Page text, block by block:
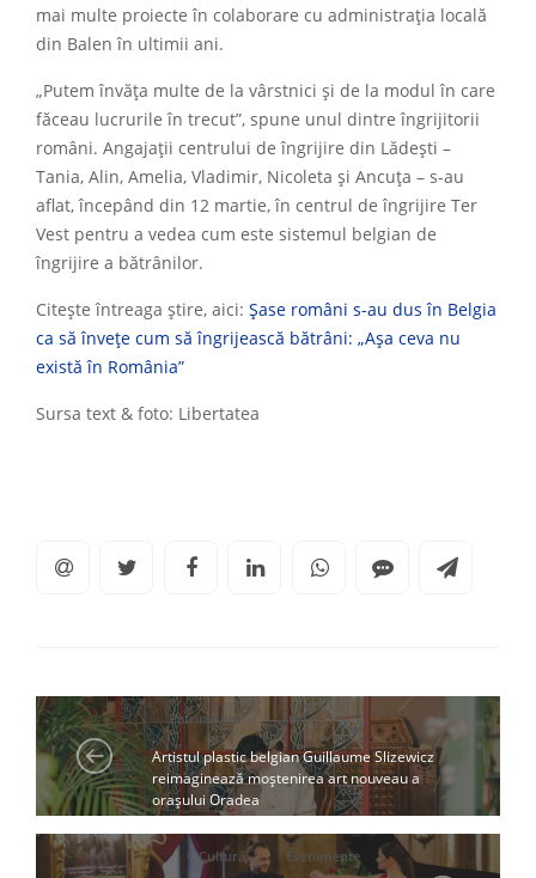
mai multe proiecte în colaborare cu administrația locală
din Balen în ultimii ani.
„Putem învăța multe de la vârstnici și de la modul în care
făceau lucrurile în trecut”, spune unul dintre îngrijitorii
români. Angajații centrului de îngrijire din Lădești –
Tania, Alin, Amelia, Vladimir, Nicoleta și Ancuța – s-au
aflat, începând din 12 martie, în centrul de îngrijire Ter
Vest pentru a vedea cum este sistemul belgian de
îngrijire a bătrânilor.
Citeşte întreaga ştire, aici: Șase români s-au dus în Belgia
ca să învețe cum să îngrijească bătrâni: „Așa ceva nu
există în România”
Sursa text & foto: Libertatea
Patrimoniu Știri
Artistul plastic belgian Guillaume Slizewicz
reimaginează moștenirea art nouveau a
orașului Oradea
Cultură
Evenimente